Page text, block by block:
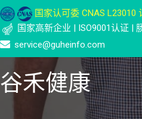
国家认可委 CNAS
国家高新企业 | ISO9001认证 |
service@guheinfo.com
谷禾健康